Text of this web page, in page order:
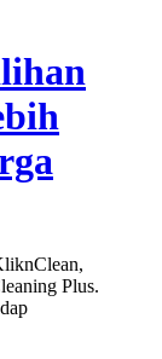
Plus.